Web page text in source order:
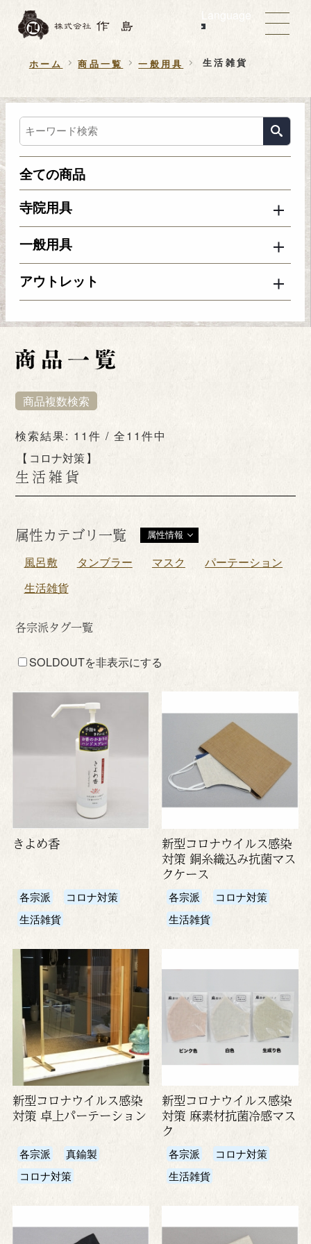
Language
ホーム 商品一覧 一般用具 生活雑貨
全ての商品
寺院用具
一般用具
アウトレット
商品複数検索
生活雑貨
コロナ対策
検索結果: 11件 / 全11件中
属性カテゴリ一覧 属性情報
風呂敷 タンブラー マスク
パーテーション
生活雑貨
各宗派タグ一覧
SOLDOUTを非表示にする
きよめ香
各宗派
コロナ対策
生活雑貨
新型コロナウイルス感染
対策 銅糸織込み抗菌マス
クケース
各宗派
コロナ対策
生活雑貨
新型コロナウイルス感染
対策 卓上パーテーション
各宗派
真鍮製
コロナ対策
新型コロナウイルス感染
対策 麻素材抗菌冷感マス
ク
各宗派
コロナ対策
生活雑貨